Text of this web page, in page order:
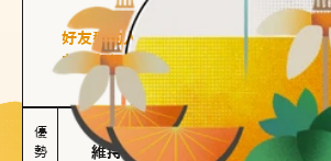
佛手柑、橙花
好友型的人喜歡分享生活中的點滴，重
友誼和信任，穩定感是重要的關鍵詞。
情是心靈深處的共鳴和理解
優
勢
擅長聆聽與溝通
維持長期穩定關係
不
缺乏